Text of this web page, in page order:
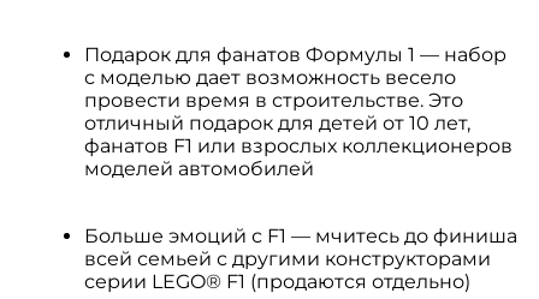
Подарок для фанатов Формулы 1 — набор
с моделью дает возможность весело
провести время в строительстве. Это
отличный подарок для детей от 10 лет,
фанатов F1 или взрослых коллекционеров
моделей автомобилей
Больше эмоций с F1 — мчитесь до финиша
всей семьей с другими конструкторами
серии LEGO® F1 (продаются отдельно)